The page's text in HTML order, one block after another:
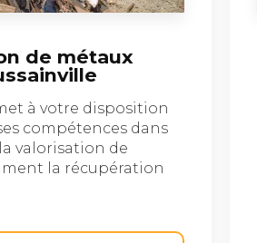
de métaux
à votre disposition
compétences dans
valorisation de
la récupération